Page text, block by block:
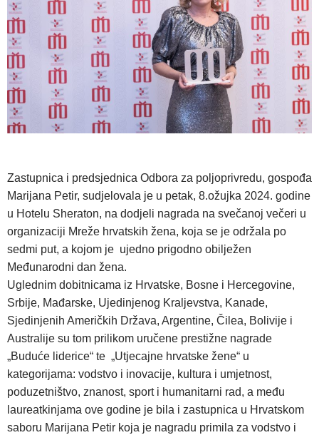
Zastupnica i predsjednica Odbora za poljoprivredu, gospođa
Marijana Petir, sudjelovala je u petak, 8.ožujka 2024. godine
u Hotelu Sheraton, na dodjeli nagrada na svečanoj večeri u
organizaciji Mreže hrvatskih žena, koja se je održala po
sedmi put, a kojom je ujedno prigodno obilježen
Međunarodni dan žena.
Uglednim dobitnicama iz Hrvatske, Bosne i Hercegovine,
Srbije, Mađarske, Ujedinjenog Kraljevstva, Kanade,
Sjedinjenih Američkih Država, Argentine, Čilea, Bolivije i
Australije su tom prilikom uručene prestižne nagrade
„Buduće liderice“ te „Utjecajne hrvatske žene“ u
kategorijama: vodstvo i inovacije, kultura i umjetnost,
poduzetništvo, znanost, sport i humanitarni rad, a među
laureatkinjama ove godine je bila i zastupnica u Hrvatskom
saboru Marijana Petir koja je nagradu primila za vodstvo i